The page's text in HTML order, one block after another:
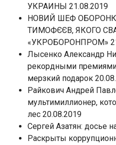
УКРАИНЫ 21.08.2019
НОВИЙ ШЕФ
ТИМОФЄЄВ, ЯКОГО
«УКРОБОРОНПРОМ»
Лысенко Александр
рекордными
мерзкий подарок
Райкович Андрей
мультимиллионер,
лес 20.08.2019
Сергей Азатян: досье
Раскрыты